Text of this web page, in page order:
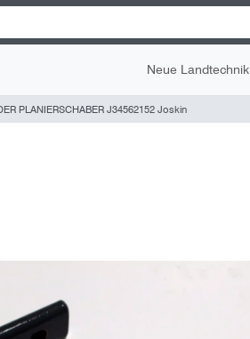
Neue Landtechnik
PLANIERSCHABER J34562152 Joskin